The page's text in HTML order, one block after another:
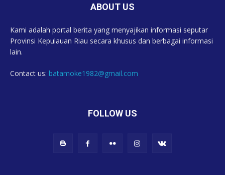
ABOUT US
Kami adalah portal berita yang menyajikan informasi seputar
Provinsi Kepulauan Riau secara khusus dan berbagai informasi
lain.
Contact us: batamoke1982@gmail.com
FOLLOW US